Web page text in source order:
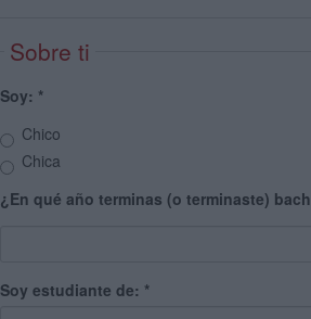
Sobre ti
Soy: *
Chico
Chica
¿En qué año terminas (o terminaste)
Soy estudiante de: *